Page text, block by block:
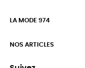
LA MODE 974
NOS ARTICLES